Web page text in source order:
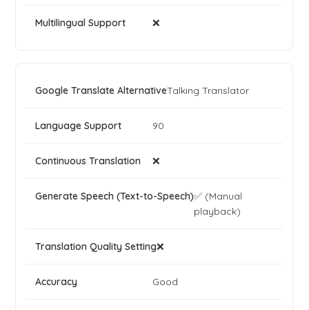
❌
Talking Translator
90
❌
✅ (Manual
playback)
❌
Good